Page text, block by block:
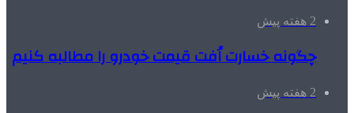
2 هفته پیش
چگونه خسارت اُفت قیمت خودرو را مطالبه کنیم
2 هفته پیش